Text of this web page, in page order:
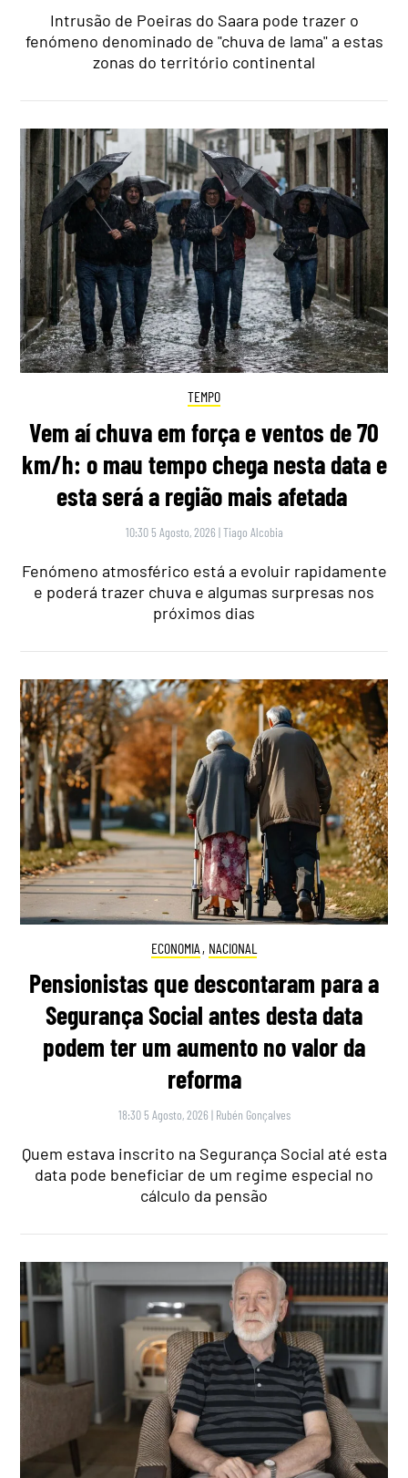
Intrusão de Poeiras do Saara pode trazer o
fenómeno denominado de "chuva de lama" a estas
zonas do território continental
TEMPO
Vem aí chuva em força e ventos de 70
km/h: o mau tempo chega nesta data e
esta será a região mais afetada
10:30 5 Agosto, 2026 |Tiago Alcobia
Fenómeno atmosférico está a evoluir rapidamente
e poderá trazer chuva e algumas surpresas nos
próximos dias
ECONOMIA , NACIONAL
Pensionistas que descontaram para a
Segurança Social antes desta data
podem ter um aumento no valor da
reforma
18:30 5 Agosto, 2026 | Rubén Gonçalves
Quem estava inscrito na Segurança Social até esta
data pode beneficiar de um regime especial no
cálculo da pensão